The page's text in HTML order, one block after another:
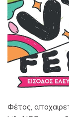
Φέτος,